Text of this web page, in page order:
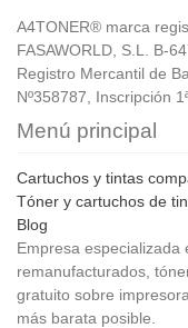
A4TONER® marca
FASAWORLD, S.L. B-
Registro Mercantil de
Nº358787, Inscripción
Menú principal
Cartuchos y tintas
Tóner y cartuchos de
Blog
Empresa
remanufacturados,
gratuito sobre
más barata posible.